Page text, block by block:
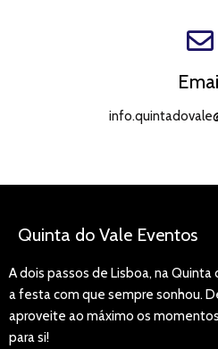
Quinta do Vale Eventos
A dois passos de Lisboa, na
a festa com que sempre sonhou.
aproveite ao máximo os
para si!